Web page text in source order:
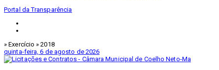
Portal da Transparência
» Exercício » 2018
quinta-feira, 6 de agosto de 2026